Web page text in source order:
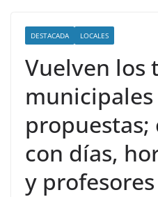
DESTACADA LOCALES
Vuelven los
municipales
propuestas;
con días,
y profesores